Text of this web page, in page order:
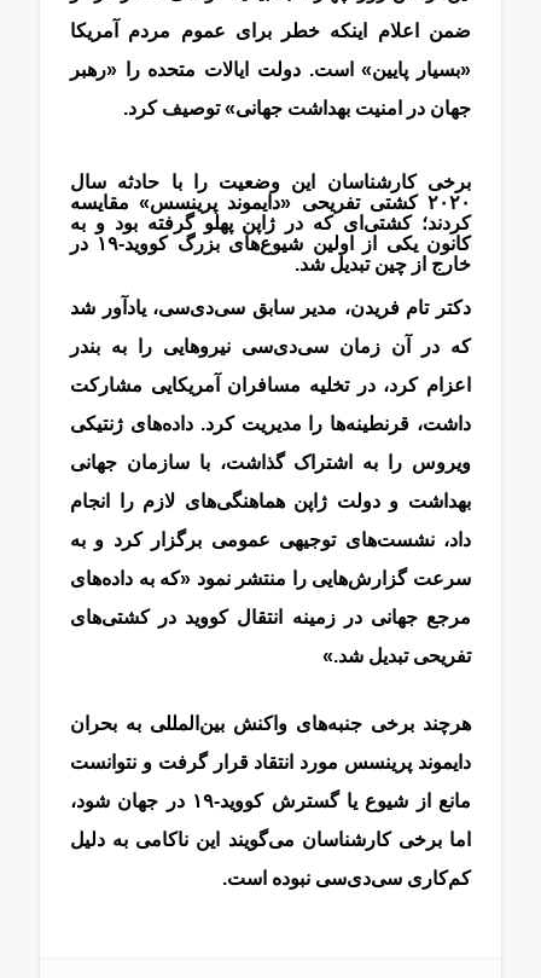
ضمن اعلام اینکه خطر برای عموم مردم آمریکا
«بسیار پایین» است. دولت ایالات متحده را «رهبر
جهان در امنیت بهداشت جهانی» توصیف کرد.
برخی کارشناسان این وضعیت را با حادثه سال
۲۰۲۰ کشتی تفریحی «دایموند پرینسس» مقایسه
کردند؛ کشتی‌ای که در ژاپن پهلو گرفته بود و به
کانون یکی از اولین شیوع‌های بزرگ کووید-۱۹ در
خارج از چین تبدیل شد.
دکتر تام فریدن، مدیر سابق سی‌دی‌سی، یادآور شد
که در آن زمان سی‌دی‌سی نیروهایی را به بندر
اعزام کرد، در تخلیه مسافران آمریکایی مشارکت
داشت، قرنطینه‌ها را مدیریت کرد. داده‌های ژنتیکی
ویروس را به اشتراک گذاشت، با سازمان جهانی
بهداشت و دولت ژاپن هماهنگی‌های لازم را انجام
داد، نشست‌های توجیهی عمومی برگزار کرد و به
سرعت گزارش‌هایی را منتشر نمود «که به داده‌های
مرجع جهانی در زمینه انتقال کووید در کشتی‌های
تفریحی تبدیل شد.»
هرچند برخی جنبه‌های واکنش بین‌المللی به بحران
دایموند پرینسس مورد انتقاد قرار گرفت و نتوانست
مانع از شیوع یا گسترش کووید-۱۹ در جهان شود،
اما برخی کارشناسان می‌گویند این ناکامی به دلیل
کم‌کاری سی‌دی‌سی نبوده است.